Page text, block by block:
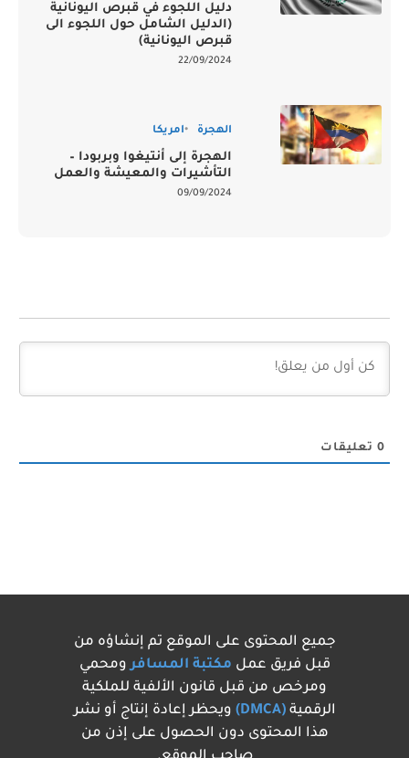
دليل اللجوء في قبرص اليونانية
(الدليل الشامل حول اللجوء الى
قبرص اليونانية)
22/09/2024
الهجرة امريكا
الهجرة إلى أنتيغوا وبربودا –
التأشيرات والمعيشة والعمل
09/09/2024
0 تعليقات
جميع المحتوى على الموقع تم إنشاؤه من
قبل فريق عمل مكتبة المسافر ومحمي
ومرخص من قبل قانون الألفية للملكية
الرقمية(DMCA)
ويحظر إعادة إنتاج أو نشر
هذا المحتوى دون الحصول على إذن من